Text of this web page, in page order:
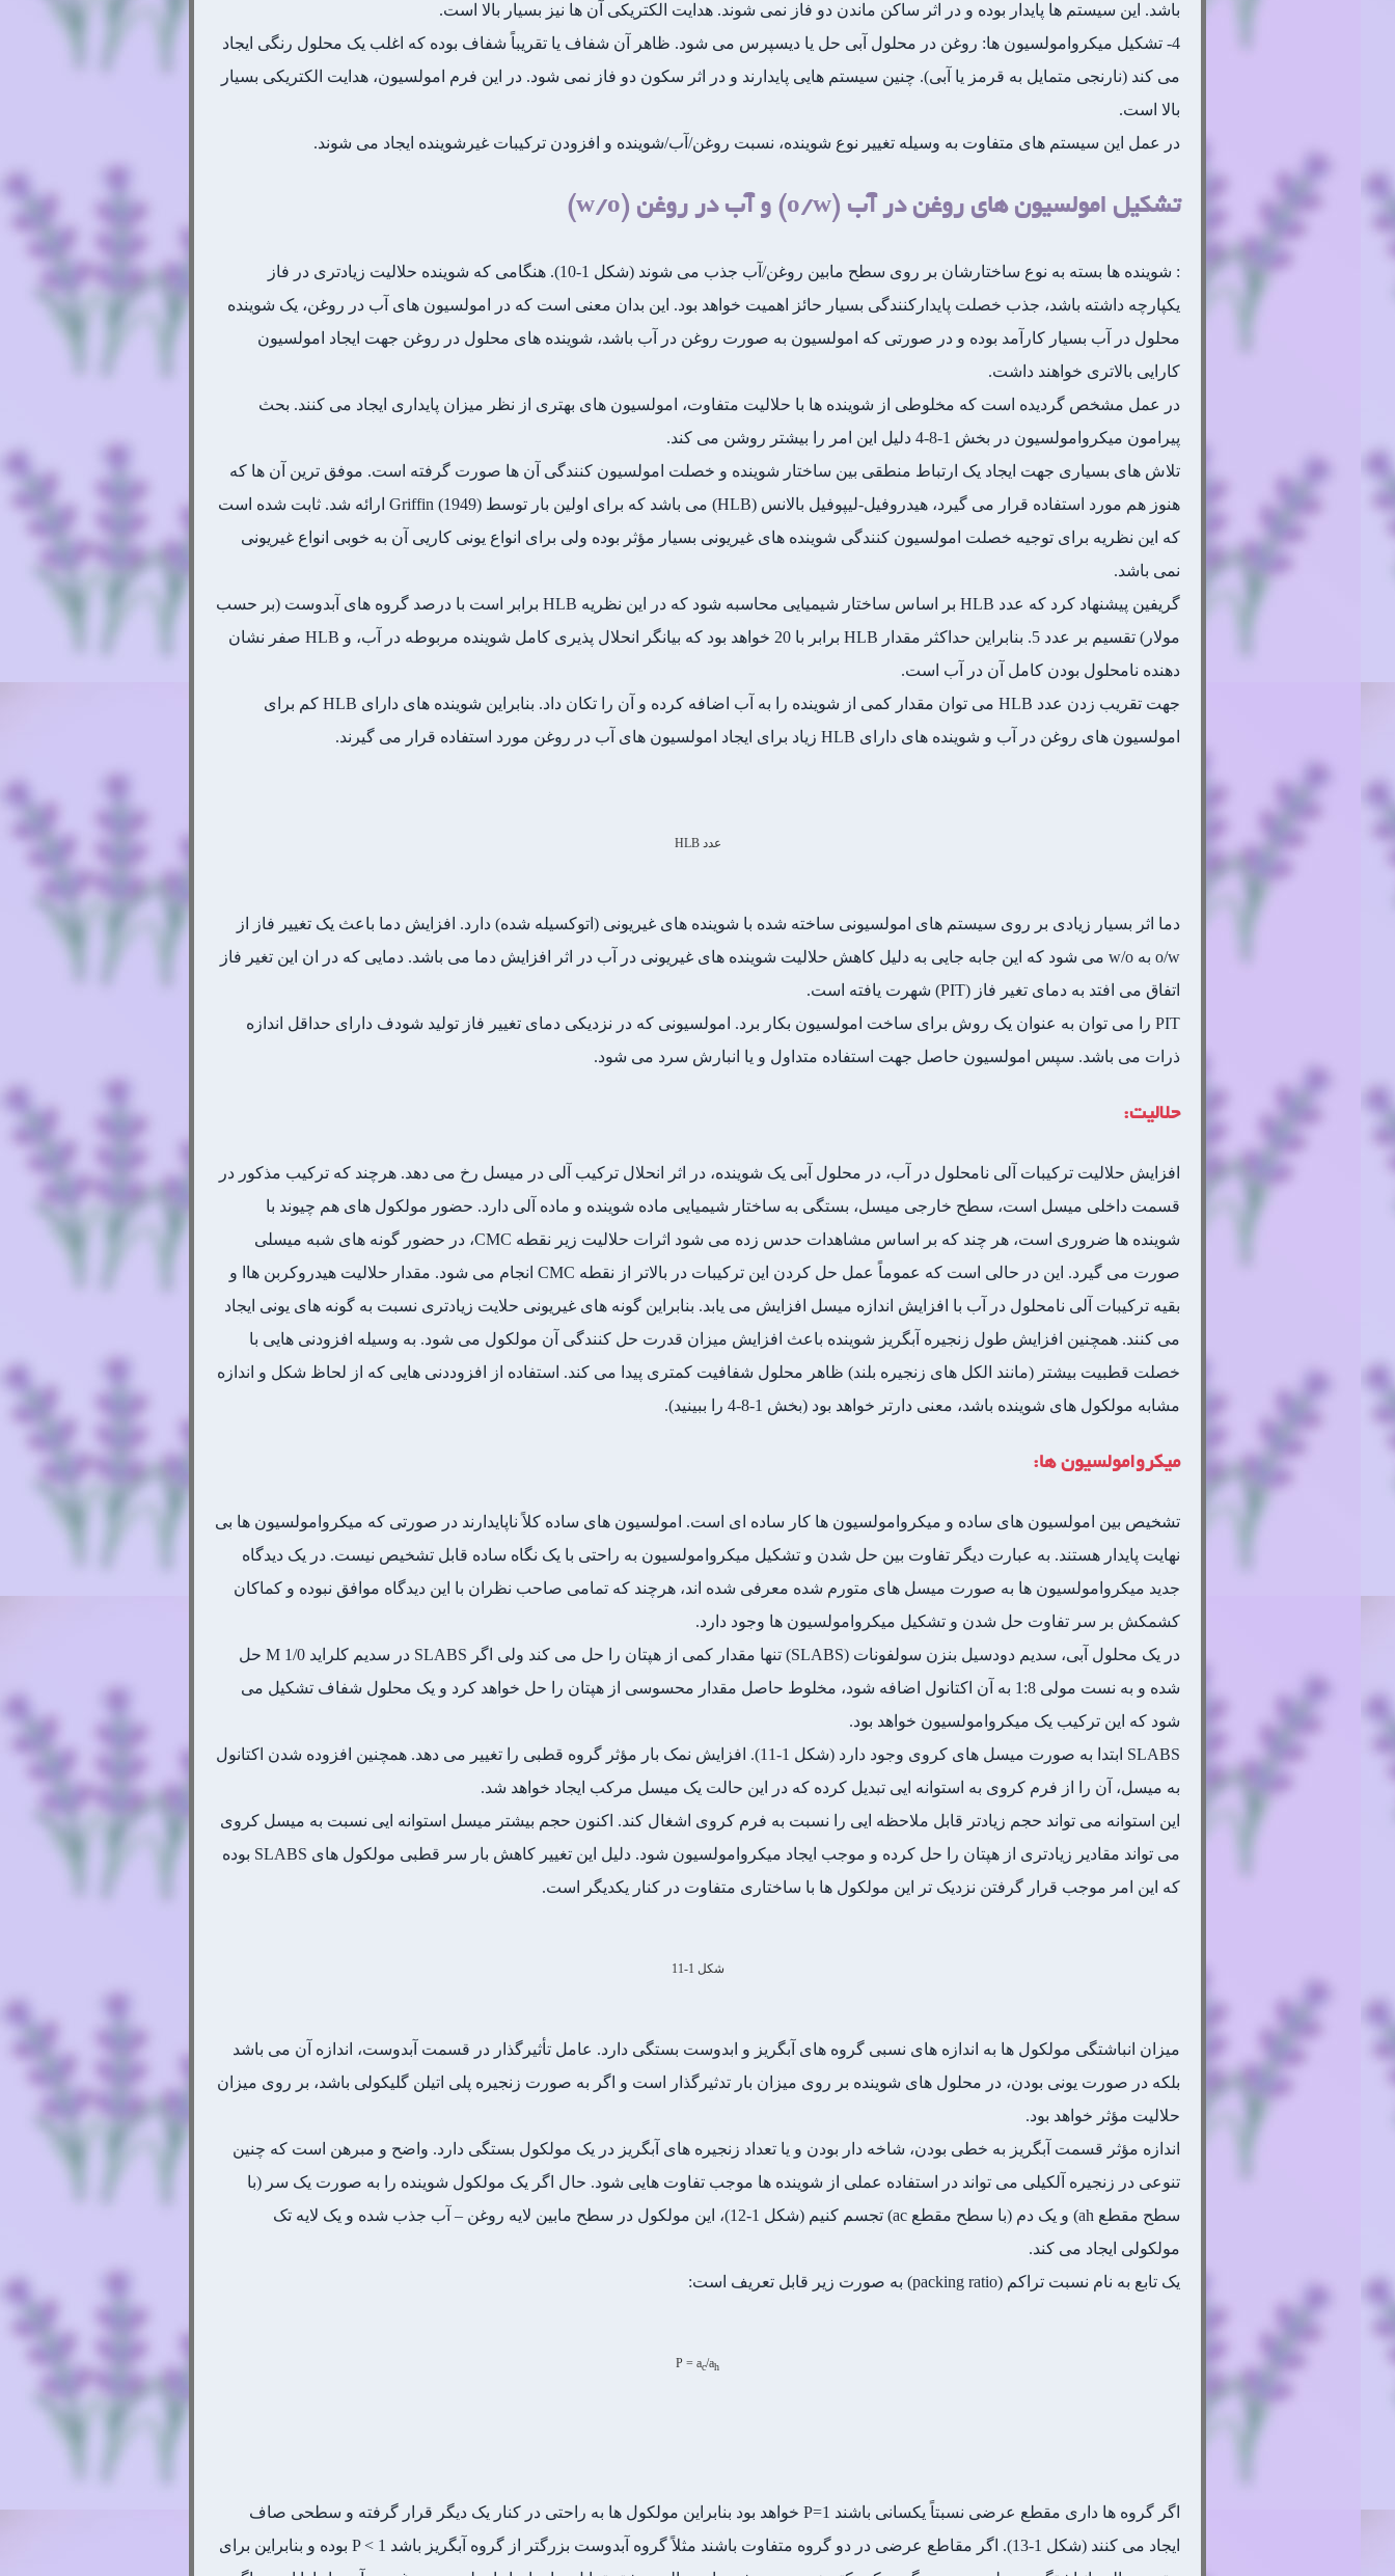
باشد. این سیستم ها پایدار بوده و در اثر ساکن ماندن دو فاز نمی شوند. هدایت الکتریکی آن ها نیز بسیار بالا است.
4- تشکیل میکروامولسیون ها: روغن در محلول آبی حل یا دیسپرس می شود. ظاهر آن شفاف یا تقریباً شفاف بوده که اغلب یک محلول رنگی ایجاد
می کند (نارنجی متمایل به قرمز یا آبی). چنین سیستم هایی پایدارند و در اثر سکون دو فاز نمی شود. در این فرم امولسیون، هدایت الکتریکی بسیار
بالا است.
در عمل این سیستم های متفاوت به وسیله تغییر نوع شوینده، نسبت روغن/آب/شوینده و افزودن ترکیبات غیرشوینده ایجاد می شوند.
تشکیل امولسیون های روغن در آب (o/w) و آب در روغن (w/o)
: شوینده ها بسته به نوع ساختارشان بر روی سطح مابین روغن/آب جذب می شوند (شکل 1-10). هنگامی که شوینده حلالیت زیادتری در فاز
یکپارچه داشته باشد، جذب خصلت پایدارکنندگی بسیار حائز اهمیت خواهد بود. این بدان معنی است که در امولسیون های آب در روغن، یک شوینده
محلول در آب بسیار کارآمد بوده و در صورتی که امولسیون به صورت روغن در آب باشد، شوینده های محلول در روغن جهت ایجاد امولسیون
کارایی بالاتری خواهند داشت.
در عمل مشخص گردیده است که مخلوطی از شوینده ها با حلالیت متفاوت، امولسیون های بهتری از نظر میزان پایداری ایجاد می کنند. بحث
پیرامون میکروامولسیون در بخش 1-8-4 دلیل این امر را بیشتر روشن می کند.
تلاش های بسیاری جهت ایجاد یک ارتباط منطقی بین ساختار شوینده و خصلت امولسیون کنندگی آن ها صورت گرفته است. موفق ترین آن ها که
هنوز هم مورد استفاده قرار می گیرد، هیدروفیل-لیپوفیل بالانس (HLB) می باشد که برای اولین بار توسط
Griffin (1949) ارائه شد. ثابت شده است
که این نظریه برای توجیه خصلت امولسیون کنندگی شوینده های غیریونی بسیار مؤثر بوده ولی برای انواع یونی کاریی آن به خوبی انواع غیریونی
نمی باشد.
گریفین پیشنهاد کرد که عدد HLB بر اساس ساختار شیمیایی محاسبه شود که در این نظریه HLB برابر است با درصد گروه های آبدوست (بر حسب
مولار) تقسیم بر عدد 5. بنابراین حداکثر مقدار HLB برابر با 20 خواهد بود که بیانگر انحلال پذیری کامل شوینده مربوطه در آب، و HLB صفر نشان
دهنده نامحلول بودن کامل آن در آب است.
جهت تقریب زدن عدد HLB می توان مقدار کمی از شوینده را به آب اضافه کرده و آن را تکان داد. بنابراین شوینده های دارای HLB کم برای
امولسیون های روغن در آب و شوینده های دارای HLB زیاد برای ایجاد امولسیون های آب در روغن مورد استفاده قرار می گیرند.
عدد HLB
دما اثر بسیار زیادی بر روی سیستم های امولسیونی ساخته شده با شوینده های غیریونی (اتوکسیله شده) دارد. افزایش دما باعث یک تغییر فاز از
o/w به w/o می شود که این جابه جایی به دلیل کاهش حلالیت شوینده های غیریونی در آب در اثر افزایش دما می باشد. دمایی که در ان این تغیر فاز
اتفاق می افتد به دمای تغیر فاز (PIT) شهرت یافته است.
PIT را می توان به عنوان یک روش برای ساخت امولسیون بکار برد. امولسیونی که در نزدیکی دمای تغییر فاز تولید شودف دارای حداقل اندازه
ذرات می باشد. سپس امولسیون حاصل جهت استفاده متداول و یا انبارش سرد می شود.
حلالیت:
افزایش حلالیت ترکیبات آلی نامحلول در آب، در محلول آبی یک شوینده، در اثر انحلال ترکیب آلی در میسل رخ می دهد. هرچند که ترکیب مذکور در
قسمت داخلی میسل است، سطح خارجی میسل، بستگی به ساختار شیمیایی ماده شوینده و ماده آلی دارد. حضور مولکول های هم چیوند با
شوینده ها ضروری است، هر چند که بر اساس مشاهدات حدس زده می شود اثرات حلالیت زیر نقطه CMC، در حضور گونه های شبه میسلی
صورت می گیرد. این در حالی است که عموماً عمل حل کردن این ترکیبات در بالاتر از نقطه CMC انجام می شود. مقدار حلالیت هیدروکربن هاا و
بقیه ترکیبات آلی نامحلول در آب با افزایش اندازه میسل افزایش می یابد. بنابراین گونه های غیریونی حلایت زیادتری نسبت به گونه های یونی ایجاد
می کنند. همچنین افزایش طول زنجیره آبگریز شوینده باعث افزایش میزان قدرت حل کنندگی آن مولکول می شود. به وسیله افزودنی هایی با
خصلت قطبیت بیشتر (مانند الکل های زنجیره بلند) ظاهر محلول شفافیت کمتری پیدا می کند. استفاده از افزوددنی هایی که از لحاظ شکل و اندازه
مشابه مولکول های شوینده باشد، معنی دارتر خواهد بود (بخش 1-8-4 را ببینید).
میکروامولسیون ها:
تشخیص بین امولسیون های ساده و میکروامولسیون ها کار ساده ای است. امولسیون های ساده کلاً ناپایدارند در صورتی که میکروامولسیون ها بی
نهایت پایدار هستند. به عبارت دیگر تفاوت بین حل شدن و تشکیل میکروامولسیون به راحتی با یک نگاه ساده قابل تشخیص نیست. در یک دیدگاه
جدید میکروامولسیون ها به صورت میسل های متورم شده معرفی شده اند، هرچند که تمامی صاحب نظران با این دیدگاه موافق نبوده و کماکان
کشمکش بر سر تفاوت حل شدن و تشکیل میکروامولسیون ها وجود دارد.
در یک محلول آبی، سدیم دودسیل بنزن سولفونات (SLABS) تنها مقدار کمی از هپتان را حل می کند ولی اگر SLABS در سدیم کلراید M 1/0 حل
شده و به نست مولی 1:8 به آن اکتانول اضافه شود، مخلوط حاصل مقدار محسوسی از هپتان را حل خواهد کرد و یک محلول شفاف تشکیل می
شود که این ترکیب یک میکروامولسیون خواهد بود.
SLABS ابتدا به صورت میسل های کروی وجود دارد (شکل 1-11). افزایش نمک بار مؤثر گروه قطبی را تغییر می دهد. همچنین افزوده شدن اکتانول
به میسل، آن را از فرم کروی به استوانه ایی تبدیل کرده که در این حالت یک میسل مرکب ایجاد خواهد شد.
این استوانه می تواند حجم زیادتر قابل ملاحظه ایی را نسبت به فرم کروی اشغال کند. اکنون حجم بیشتر میسل استوانه ایی نسبت به میسل کروی
می تواند مقادیر زیادتری از هپتان را حل کرده و موجب ایجاد میکروامولسیون شود. دلیل این تغییر کاهش بار سر قطبی مولکول های SLABS بوده
که این امر موجب قرار گرفتن نزدیک تر این مولکول ها با ساختاری متفاوت در کنار یکدیگر است.
شکل 1-11
میزان انباشتگی مولکول ها به اندازه های نسبی گروه های آبگریز و ابدوست بستگی دارد. عامل تأثیرگذار در قسمت آبدوست، اندازه آن می باشد
بلکه در صورت یونی بودن، در محلول های شوینده بر روی میزان بار تدثیرگذار است و اگر به صورت زنجیره پلی اتیلن گلیکولی باشد، بر روی میزان
حلالیت مؤثر خواهد بود.
اندازه مؤثر قسمت آبگریز به خطی بودن، شاخه دار بودن و یا تعداد زنجیره های آبگریز در یک مولکول بستگی دارد. واضح و مبرهن است که چنین
تنوعی در زنجیره آلکیلی می تواند در استفاده عملی از شوینده ها موجب تفاوت هایی شود. حال اگر یک مولکول شوینده را به صورت یک سر (با
سطح مقطع ah) و یک دم (با سطح مقطع ac) تجسم کنیم (شکل 1-12)، این مولکول در سطح مابین لایه روغن – آب جذب شده و یک لایه تک
مولکولی ایجاد می کند.
یک تابع به نام نسبت تراکم (packing ratio) به صورت زیر قابل تعریف است:
P = ac/ah
اگر گروه ها داری مقطع عرضی نسبتاً یکسانی باشند P=1 خواهد بود بنابراین مولکول ها به راحتی در کنار یک دیگر قرار گرفته و سطحی صاف
ایجاد می کنند (شکل 1-13). اگر مقاطع عرضی در دو گروه متفاوت باشند مثلاً گروه آبدوست بزرگتر از گروه آبگریز باشد P < 1 بوده و بنابراین برای